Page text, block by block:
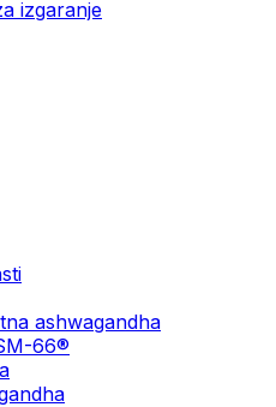
izgaranje
ashwagandha
66®